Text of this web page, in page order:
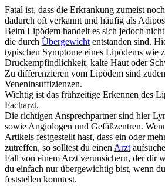
Fatal ist, dass die Erkrankung zumeist
dadurch oft verkannt und häufig als
Beim Lipödem handelt es sich jedoch
die durch Übergewicht entstanden sind.
typischen Symptome eines Lipödems wie
Druckempfindlichkeit, kalte Haut oder
Zu differenzieren vom Lipödem sind
Veneninsuffizienzen.
Wichtig ist das frühzeitige Erkennen des
Facharzt.
Die richtigen Ansprechpartner sind hier
sowie Angiologen und Gefäßzentren.
Artikels festgestellt hast, dass ein oder
zutreffen, so solltest du einen Arzt
Fall von einem Arzt verunsichern, der dir
du einfach nur übergewichtig bist, wenn
feststellen konntest.